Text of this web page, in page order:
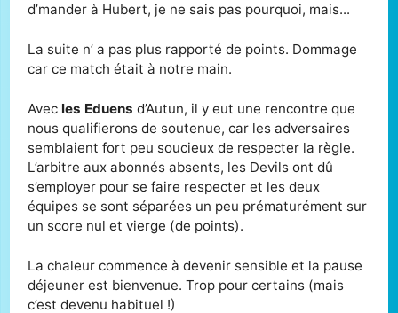
d’mander à Hubert, je ne sais pas pourquoi, mais...
La suite n’ a pas plus rapporté de points. Dommage
car ce match était à notre main.
Avec les Eduens d’Autun, il y eut une rencontre que
nous qualifierons de soutenue, car les adversaires
semblaient fort peu soucieux de respecter la règle.
L’arbitre aux abonnés absents, les Devils ont dû
s’employer pour se faire respecter et les deux
équipes se sont séparées un peu prématurément sur
un score nul et vierge (de points).
La chaleur commence à devenir sensible et la pause
déjeuner est bienvenue. Trop pour certains (mais
c’est devenu habituel !)